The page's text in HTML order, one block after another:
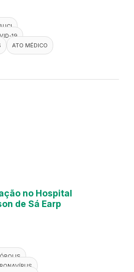
19
ATO MÉDICO
no Hospital
de Sá Earp